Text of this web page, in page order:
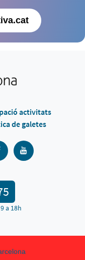
activitats
de galetes
a 18h